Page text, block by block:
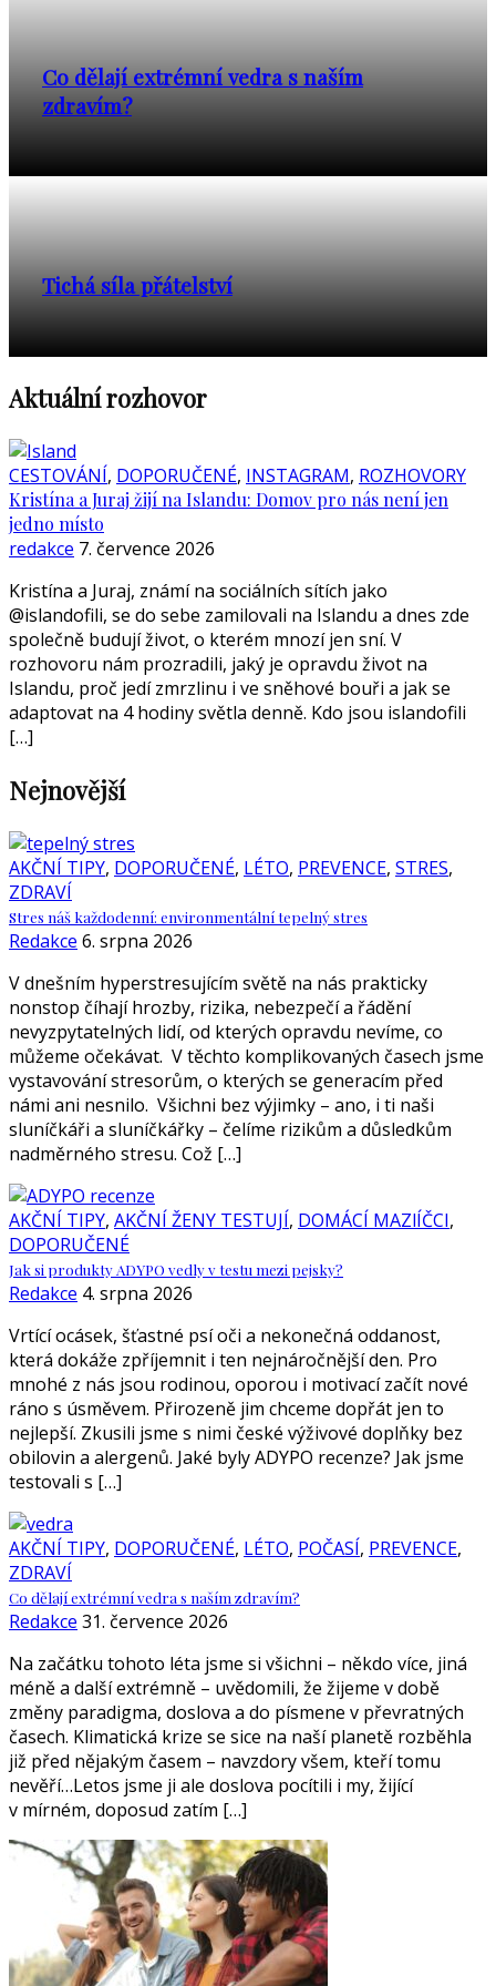
Co dělají extrémní vedra s naším
zdravím?
Tichá síla přátelství
Aktuální rozhovor
CESTOVÁNÍ, DOPORUČENÉ, INSTAGRAM, ROZHOVORY
Kristína a Juraj žijí na Islandu: Domov pro nás není jen
jedno místo
redakce 7. července 2026
Kristína a Juraj, známí na sociálních sítích jako
@islandofili, se do sebe zamilovali na Islandu a dnes zde
společně budují život, o kterém mnozí jen sní. V
rozhovoru nám prozradili, jaký je opravdu život na
Islandu, proč jedí zmrzlinu i ve sněhové bouři a jak se
adaptovat na 4 hodiny světla denně. Kdo jsou islandofili
[…]
Nejnovější
AKČNÍ TIPY, DOPORUČENÉ, LÉTO, PREVENCE, STRES,
ZDRAVÍ
Stres náš každodenní: environmentální tepelný stres
Redakce 6. srpna 2026
V dnešním hyperstresujícím světě na nás prakticky
nonstop číhají hrozby, rizika, nebezpečí a řádění
nevyzpytatelných lidí, od kterých opravdu nevíme, co
můžeme očekávat. V těchto komplikovaných časech jsme
vystavování stresorům, o kterých se generacím před
námi ani nesnilo. Všichni bez výjimky – ano, i ti naši
sluníčkáři a sluníčkářky – čelíme rizikům a důsledkům
nadměrného stresu. Což […]
AKČNÍ TIPY, AKČNÍ ŽENY TESTUJÍ, DOMÁCÍ MAZlÍČCI,
DOPORUČENÉ
Jak si produkty ADYPO vedly v testu mezi pejsky?
Redakce 4. srpna 2026
Vrtící ocásek, šťastné psí oči a nekonečná oddanost,
která dokáže zpříjemnit i ten nejnáročnější den. Pro
mnohé z nás jsou rodinou, oporou i motivací začít nové
ráno s úsměvem. Přirozeně jim chceme dopřát jen to
nejlepší. Zkusili jsme s nimi české výživové doplňky bez
obilovin a alergenů. Jaké byly ADYPO recenze? Jak jsme
testovali s […]
AKČNÍ TIPY, DOPORUČENÉ, LÉTO, POČASÍ, PREVENCE,
ZDRAVÍ
Co dělají extrémní vedra s naším zdravím?
Redakce 31. července 2026
Na začátku tohoto léta jsme si všichni – někdo více, jiná
méně a další extrémně – uvědomili, že žijeme v době
změny paradigma, doslova a do písmene v převratných
časech. Klimatická krize se sice na naší planetě rozběhla
již před nějakým časem – navzdory všem, kteří tomu
nevěří…Letos jsme ji ale doslova pocítili i my, žijící
v mírném, doposud zatím […]